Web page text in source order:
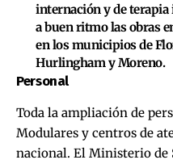
internación y de terapia
a buen ritmo las obras
en los municipios de
Hurlingham y Moreno.
Personal
Toda la ampliación de
Modulares y centros de
nacional. El Ministerio de